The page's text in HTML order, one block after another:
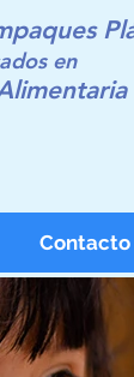
en
Contacto